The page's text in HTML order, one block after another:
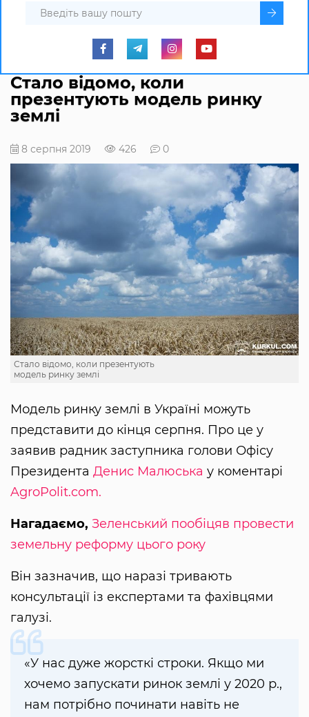
Стало відомо, коли
презентують модель ринку
землі
8 серпня 2019 426 0
Стало відомо, коли презентують
модель ринку землі
Модель ринку землі в Україні можуть
представити до кінця серпня. Про це у
заявив радник заступника голови Офісу
Президента Денис Малюська у коментарі
AgroPolit.com.
Нагадаємо, Зеленський пообіцяв провести
земельну реформу цього року
Він зазначив, що наразі тривають
консультації із експертами та фахівцями
галузі.
«У нас дуже жорсткі строки. Якщо ми
хочемо запускати ринок землі у 2020 р.,
нам потрібно починати навіть не